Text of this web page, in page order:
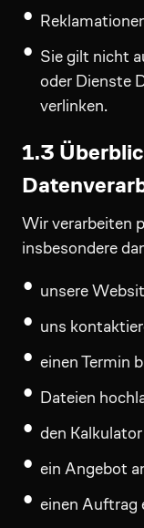
Sie gilt nicht
oder Dienste
verlinken.
1.3
Wir verarbeiten
insbesondere
unsere
uns
einen Termin
Dateien
den
ein Angebot
einen Auftrag